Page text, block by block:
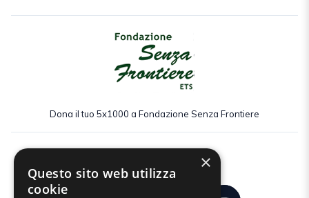
Dona il tuo 5x1000 a Fondazione Senza Frontiere
×
Questo sito web utilizza
cookie